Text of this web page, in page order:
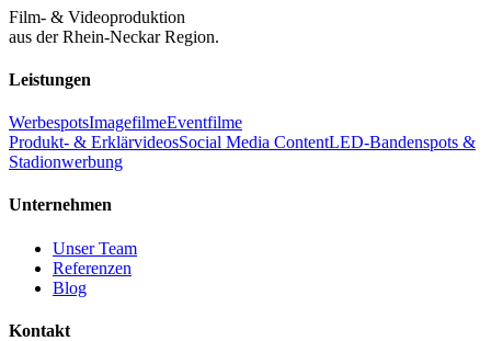
Film- & Videoproduktion
aus der Rhein-Neckar Region.
Leistungen
WerbespotsImagefilmeEventfilme
Produkt- & ErklärvideosSocial Media ContentLED-Bandenspots &
Stadionwerbung
Unternehmen
Unser Team
Referenzen
Blog
Kontakt